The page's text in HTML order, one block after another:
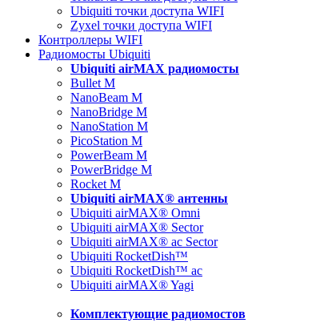
Ubiquiti точки доступа WIFI
Zyxel точки доступа WIFI
Контроллеры WIFI
Радиомосты Ubiquiti
Ubiquiti airMAX радиомосты
Bullet M
NanoBeam M
NanoBridge M
NanoStation M
PicoStation M
PowerBeam M
PowerBridge M
Rocket M
Ubiquiti airMAX® антенны
Ubiquiti airMAX® Omni
Ubiquiti airMAX® Sector
Ubiquiti airMAX® ac Sector
Ubiquiti RocketDish™
Ubiquiti RocketDish™ ac
Ubiquiti airMAX® Yagi
Комплектующие радиомостов